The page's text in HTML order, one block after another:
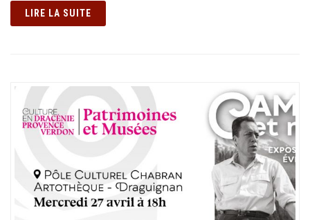
LIRE LA SUITE